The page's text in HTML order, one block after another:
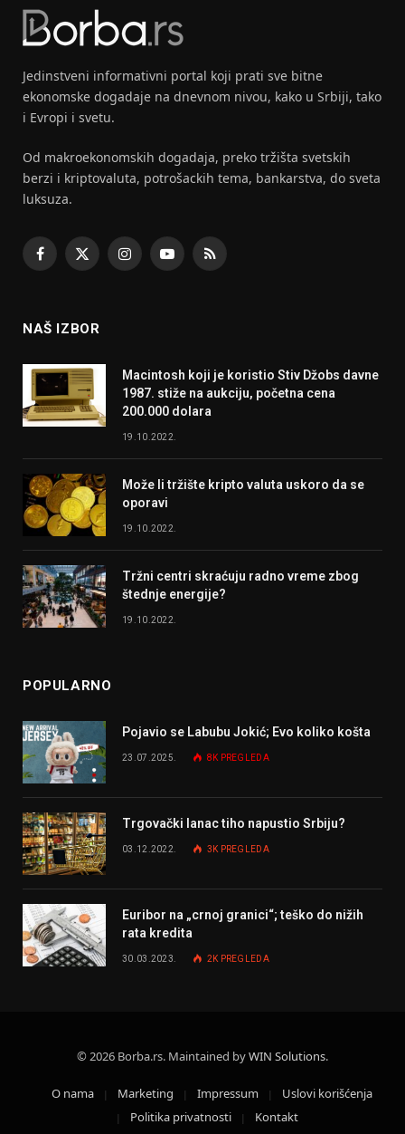
Jedinstveni informativni portal koji prati sve bitne
ekonomske dogadaje na dnevnom nivou, kako u Srbiji, tako
i Evropi i svetu.
Od makroekonomskih dogadaja, preko tržišta svetskih
berzi i kriptovaluta, potrošackih tema, bankarstva, do sveta
luksuza.
Facebook
X
InstagramYouTubeRSS
NAŠ IZBOR
Macintosh koji je koristio Stiv Džobs davne
1987. stiže na aukciju, početna cena
200.000 dolara
19.10.2022.
Može li tržište kripto valuta uskoro da se
oporavi
19.10.2022.
Tržni centri skraćuju radno vreme zbog
štednje energije?
19.10.2022.
POPULARNO
Pojavio se Labubu Jokić; Evo koliko košta
23.07.2025. 8K PREGLEDA
Trgovački lanac tiho napustio Srbiju?
03.12.2022. 3K PREGLEDA
Euribor na „crnoj granici“; teško do nižih
rata kredita
30.03.2023. 2K PREGLEDA
© 2026 Borba.rs. Maintained byWIN Solutions.
O nama Marketing Impressum
Uslovi korišćenja
Politika privatnosti
Kontakt